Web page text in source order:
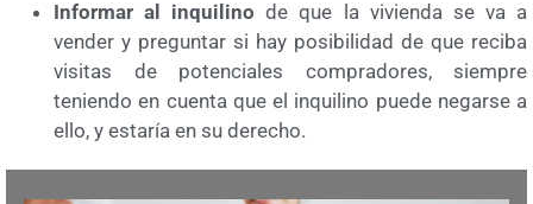
Informar al inquilino de que la vivienda se va a
vender y preguntar si hay posibilidad de que reciba
visitas de potenciales compradores, siempre
teniendo en cuenta que el inquilino puede negarse a
ello, y estaría en su derecho.